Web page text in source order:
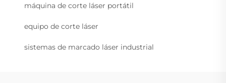
máquina de corte láser portátil
equipo de corte láser
sistemas de marcado láser industrial